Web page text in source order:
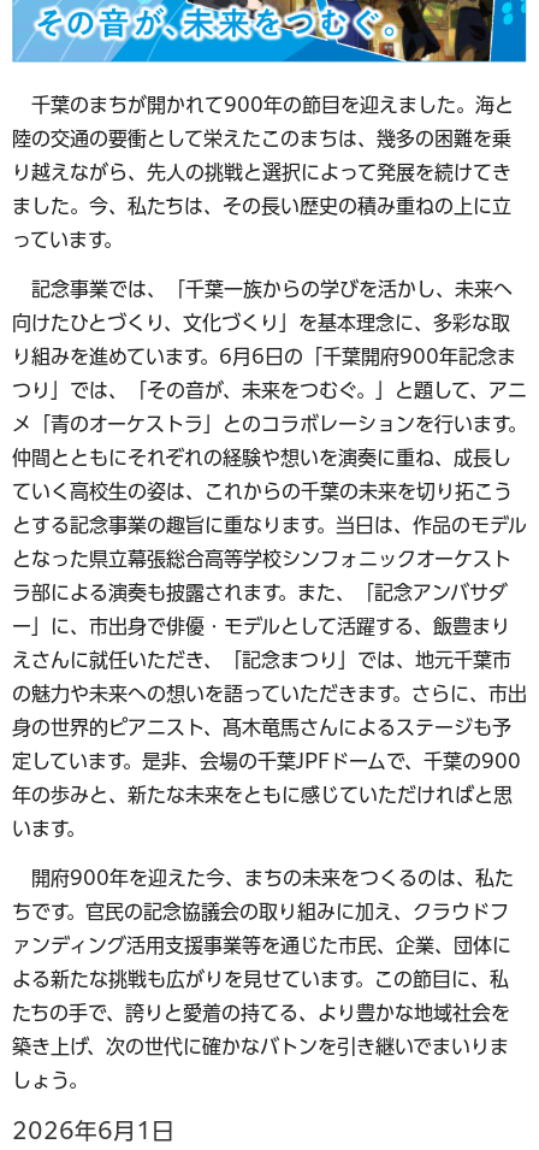
千葉のまちが開かれて900年の節目を迎えました。海と
陸の交通の要衝として栄えたこのまちは、幾多の困難を乗
り越えながら、先人の挑戦と選択によって発展を続けてき
ました。今、私たちは、その長い歴史の積み重ねの上に立
っています。
記念事業では、「千葉一族からの学びを活かし、未来へ
向けたひとづくり、文化づくり」を基本理念に、多彩な取
り組みを進めています。6月6日の「千葉開府900年記念ま
つり」では、「その音が、未来をつむぐ。」と題して、アニ
メ「青のオーケストラ」とのコラボレーションを行います。
仲間とともにそれぞれの経験や想いを演奏に重ね、成長し
ていく高校生の姿は、これからの千葉の未来を切り拓こう
とする記念事業の趣旨に重なります。当日は、作品のモデル
となった県立幕張総合高等学校シンフォニックオーケスト
ラ部による演奏も披露されます。また、「記念アンバサダ
ー」に、市出身で俳優・モデルとして活躍する、飯豊まり
えさんに就任いただき、「記念まつり」では、地元千葉市
の魅力や未来への想いを語っていただきます。さらに、市出
身の世界的ピアニスト、髙木竜馬さんによるステージも予
定しています。是非、会場の千葉JPFドームで、千葉の900
年の歩みと、新たな未来をともに感じていただければと思
います。
開府900年を迎えた今、まちの未来をつくるのは、私た
ちです。官民の記念協議会の取り組みに加え、クラウドフ
ァンディング活用支援事業等を通じた市民、企業、団体に
よる新たな挑戦も広がりを見せています。この節目に、私
たちの手で、誇りと愛着の持てる、より豊かな地域社会を
築き上げ、次の世代に確かなバトンを引き継いでまいりま
しょう。
2026年6月1日